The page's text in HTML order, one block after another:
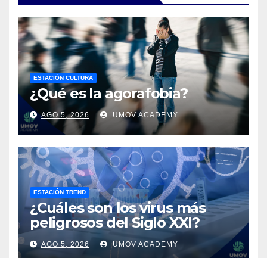
ESTACIÓN CULTURA
¿Qué es la agorafobia?
AGO 5, 2026 UMOV ACADEMY
ESTACIÓN TREND
¿Cuáles son los virus más
peligrosos del Siglo XXI?
AGO 5, 2026 UMOV ACADEMY